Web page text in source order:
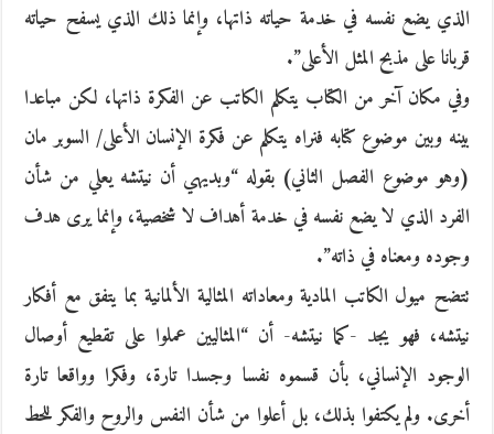
الذي يضع نفسه في خدمة حياته ذاتها، وإنما ذلك الذي يسفح حياته
قربانا على مذبح المثل الأعلى”.
وفي مكان آخر من الكتاب يتكلم الكاتب عن الفكرة ذاتها، لكن مباعدا
بينه وبين موضوع كتابه فنراه يتكلم عن فكرة الإنسان الأعلى/ السوبر مان
(وهو موضوع الفصل الثاني) بقوله “وبديهي أن نيتشه يعلي من شأن
الفرد الذي لا يضع نفسه في خدمة أهداف لا شخصية، وإنما يرى هدف
وجوده ومعناه في ذاته”.
تتضح ميول الكاتب المادية ومعاداته المثالية الألمانية بما يتفق مع أفكار
نيتشه، فهو يجد -كما نيتشه- أن “المثاليين عملوا على تقطيع أوصال
الوجود الإنساني، بأن قسموه نفسا وجسدا تارة، وفكرا وواقعا تارة
أخرى. ولم يكتفوا بذلك، بل أعلوا من شأن النفس والروح والفكر للحط